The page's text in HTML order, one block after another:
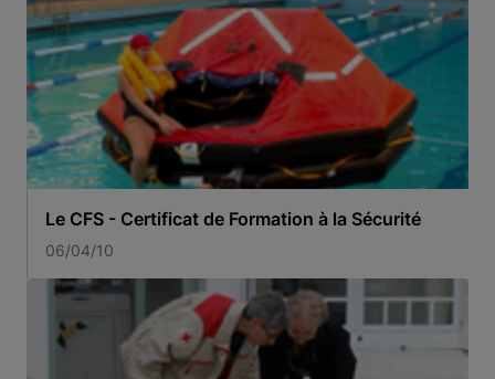
Le CFS - Certificat de Formation à la Sécurité
06/04/10